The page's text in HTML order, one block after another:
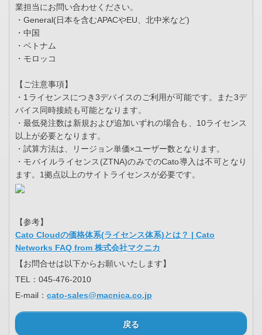
業担当にお問い合わせください。
・General(日本を含むAPACやEU、北中米など)
・中国
・ベトナム
・モロッコ
【ご注意事項】
・1ライセンスにつき3デバイスのご利用が可能です。また3デ
バイス同時接続も可能となります。
・最低発注数は新規および追加いずれの場合も、10ライセンス
以上が必要となります。
・試算方法は、リージョン単価×ユーザー数となります。
・モバイルライセンス(ZTNA)のみでのCato導入は不可となり
ます。1拠点以上のサイトライセンスが必要です。
【参考】
Cato Cloudの価格体系(ライセンス体系)とは？ | Cato
Networks FAQ from 株式会社マクニカ
【お問合せは以下からお願いいたします】
TEL：045-476-2010
E-mail： cato-sales@macnica.co.jp
戻る